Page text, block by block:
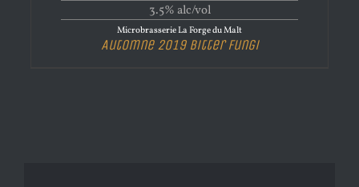
3.5% alc/vol
Microbrasserie La Forge du Malt
Automne 2019 Bitter Fungi